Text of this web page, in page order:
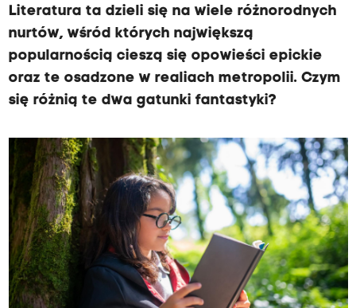
Literatura ta dzieli się na wiele różnorodnych
nurtów, wśród których największą
popularnością cieszą się opowieści epickie
oraz te osadzone w realiach metropolii. Czym
się różnią te dwa gatunki fantastyki?